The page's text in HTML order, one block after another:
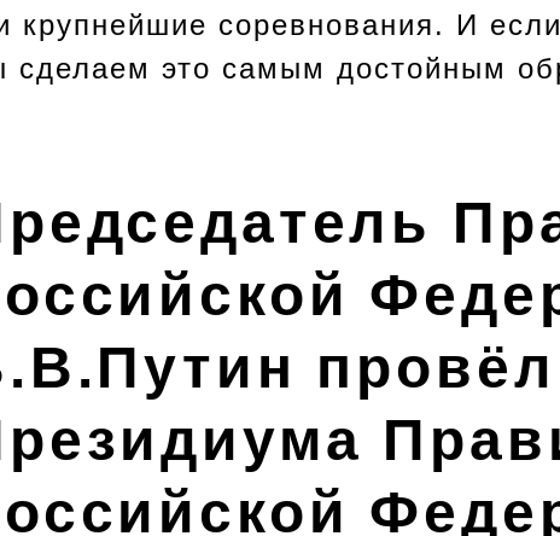
крупнейшие соревнования. И
сделаем это самым достойным
провёл